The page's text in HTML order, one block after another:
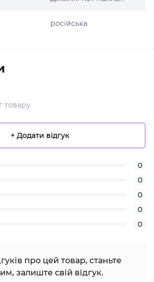
російська
товару
+ Додати відгук
0
0
0
0
0
про цей товар, станьте
залиште свій відгук.